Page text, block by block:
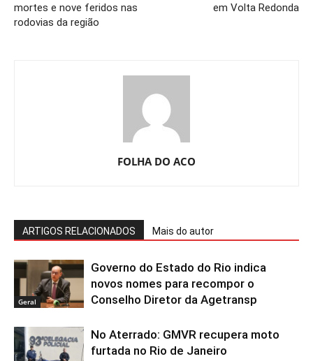
mortes e nove feridos nas
rodovias da região
em Volta Redonda
FOLHA DO ACO
ARTIGOS RELACIONADOS Mais do autor
Geral
Governo do Estado do Rio indica
novos nomes para recompor o
Conselho Diretor da Agetransp
No Aterrado: GMVR recupera moto
furtada no Rio de Janeiro